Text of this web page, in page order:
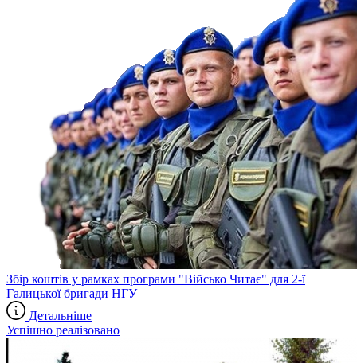
Збір коштів у рамках програми "Військо Читає" для 2-ї
Галицької бригади НГУ
Детальніше
Успішно реалізовано